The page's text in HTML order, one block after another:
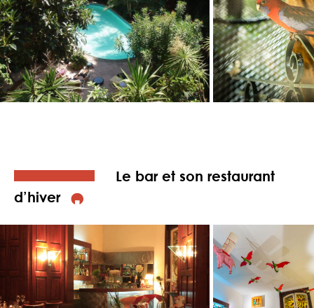
Le bar et son restaurant
d’hiver